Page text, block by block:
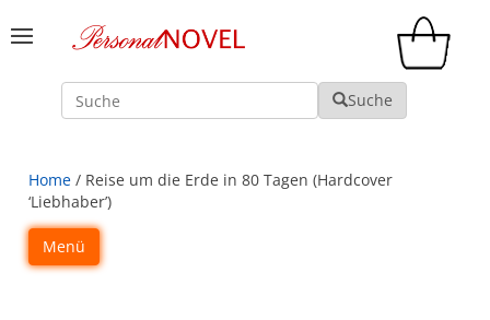
Suche Suche
Home / Reise um die Erde in 80 Tagen (Hardcover
‘Liebhaber’)
Menü